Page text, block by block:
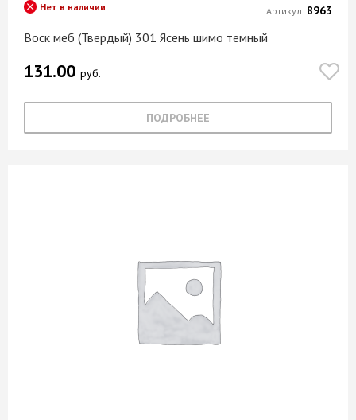
Воск меб (Твердый) 301 Ясень шимо темный
Нет в наличии
131.00 руб.
ПОДРОБНЕЕ
Артикул: 8963